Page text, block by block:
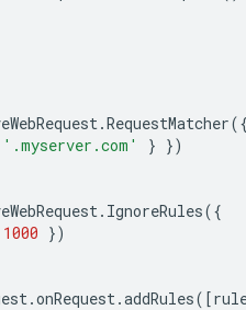
.RequestMatcher
'.myserver.com' } })
. IgnoreRules({
1000 })
.onRequest.addRules([